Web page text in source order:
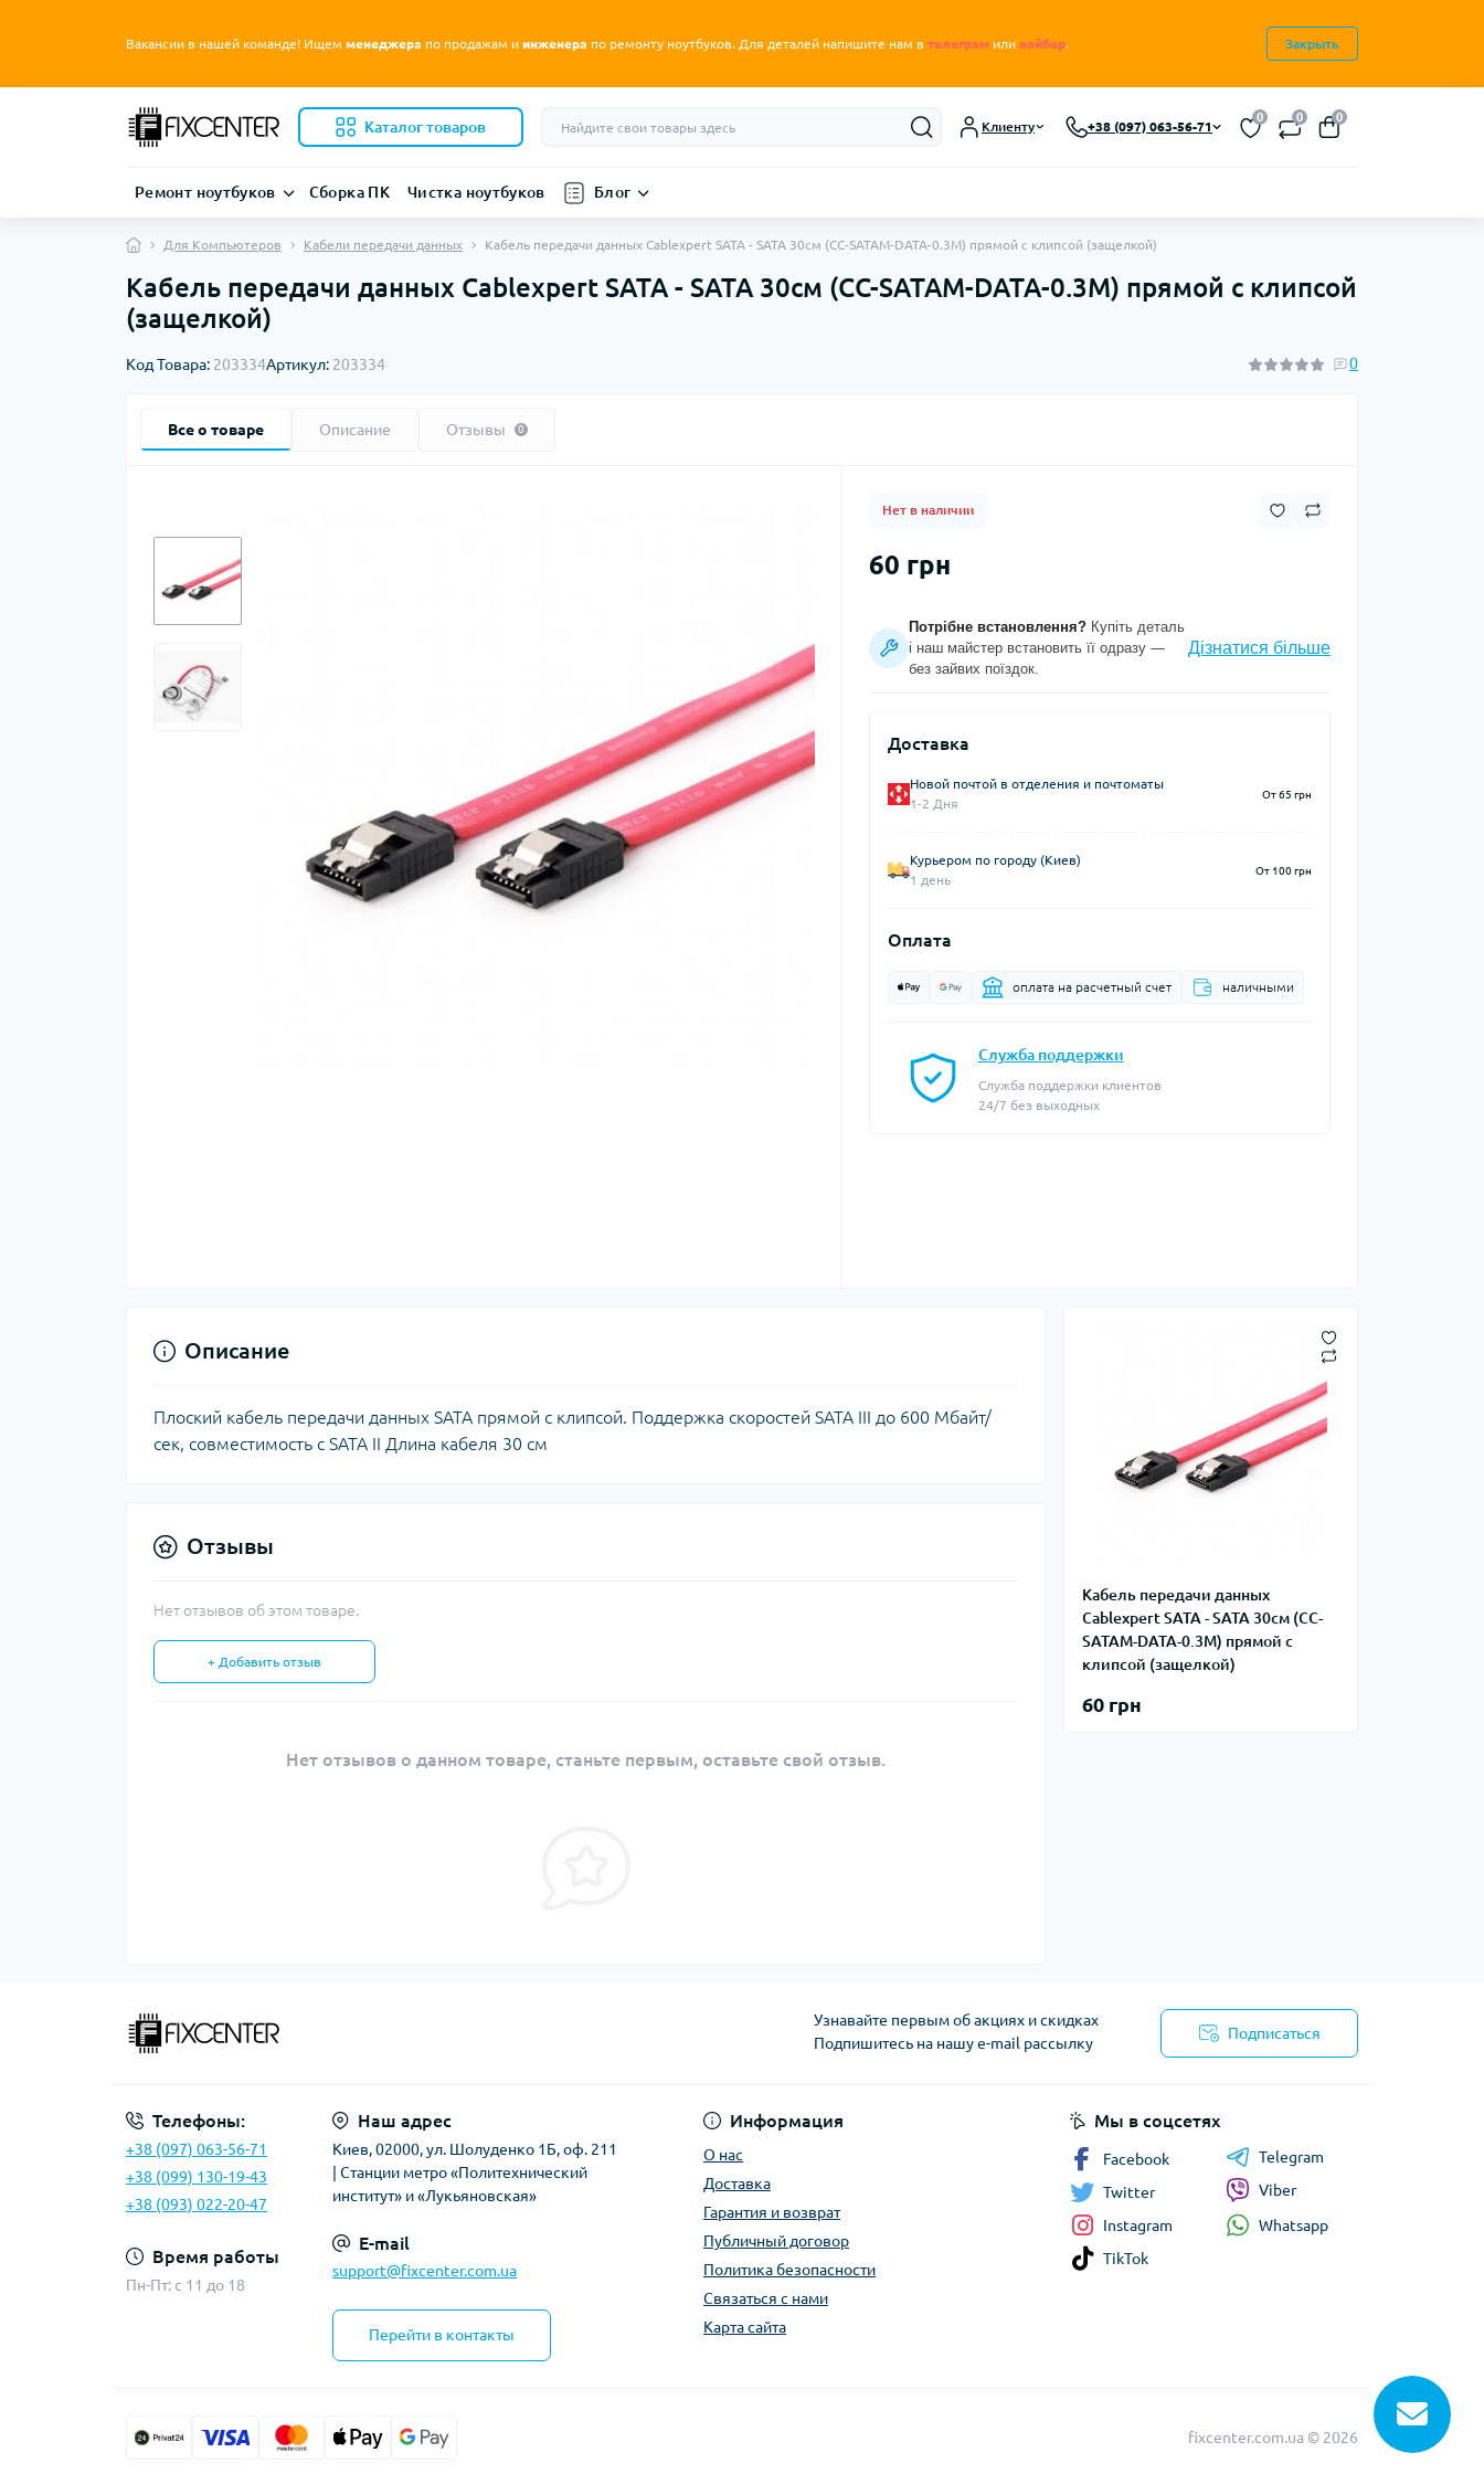
Вакансии в нашей команде! Ищем менеджера по продажам и инженера по ремонту ноутбуков. Для деталей напишите нам в телеграм или вайбер. Закрыть
Каталог товаров Клиенту +38 (097) 063-56-71
0 0 0
Ремонт ноутбуков Сборка ПК Чистка ноутбуков Блог
Для Компьютеров Кабели передачи данных Кабель передачи данных Cablexpert SATA - SATA 30см (CC-SATAM-DATA-0.3M) прямой с клипсой (защелкой)
Кабель передачи данных Cablexpert SATA - SATA 30см (CC-SATAM-DATA-0.3M) прямой с клипсой
(защелкой)
Код Товара: 203334Артикул: 203334 0
Все о товаре Описание Отзывы 0
Нет в наличии
60 грн
Потрібне встановлення?Купіть деталь
і наш майстер встановить її одразу —
без зайвих поїздок.
Дізнатися більше
Доставка
Новой почтой в отделения и почтоматы
1-2 Дня
От 65 грн
Курьером по городу (Киев)
1 день
От 100 грн
Оплата
оплата на расчетный счет наличными
Служба поддержки
Служба поддержки клиентов
24/7 без выходных
Кабель передачи данных
Cablexpert SATA - SATA 30см (CC-
SATAM-DATA-0.3M) прямой с
клипсой (защелкой)
60 грн
Описание
Плоский кабель передачи данных SATA прямой с клипсой. Поддержка скоростей SATA III до 600 Мбайт/
сек, совместимость с SATA II Длина кабеля 30 см
Отзывы
Нет отзывов об этом товаре.
+ Добавить отзыв
Нет отзывов о данном товаре, станьте первым, оставьте свой отзыв.
Узнавайте первым об акциях и скидках
Подпишитесь на нашу e-mail рассылку
Подписаться
Телефоны:
+38 (097) 063-56-71
+38 (099) 130-19-43
+38 (093) 022-20-47
Время работы
Пн-Пт: c 11 до 18
Наш адрес
Киев, 02000, ул. Шолуденко 1Б, оф. 211
| Станции метро «Политехнический
институт» и «Лукьяновская»
E-mail
support@fixcenter.com.ua
Перейти в контакты
Информация
О нас
Доставка
Гарантия и возврат
Публичный договор
Политика безопасности
Связаться с нами
Карта сайта
Мы в соцсетях
Facebook
Twitter
Instagram
TikTok
Telegram
Viber
Whatsapp
fixcenter.com.ua © 2026